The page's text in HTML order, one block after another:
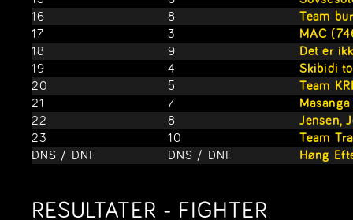
16
8
Team
17
3
MAC
18
9
Det er
19
4
Skibidi
20
5
Team
21
7
22
8
Jensen,
23
10
Team
DNS / DNF
DNS / DNF Høng
RESULTATER - FIGHTER